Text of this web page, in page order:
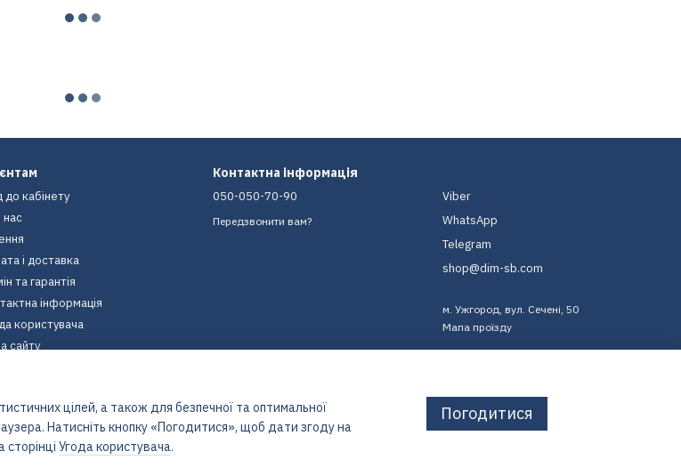
до кабінету
і доставка
та гарантія
інформація
користувача
сайту
Контактна інформація
050-050-70-90
Передзвонити вам?
Viber
WhatsApp
Telegram
shop@dim-sb.com
м. Ужгород, вул. Сечені, 50
Мапа проїзду
цілей, а також для безпечної та оптимальної
Натисніть кнопку «Погодитися», щоб дати згоду на
Угода користувача.
Погодитися